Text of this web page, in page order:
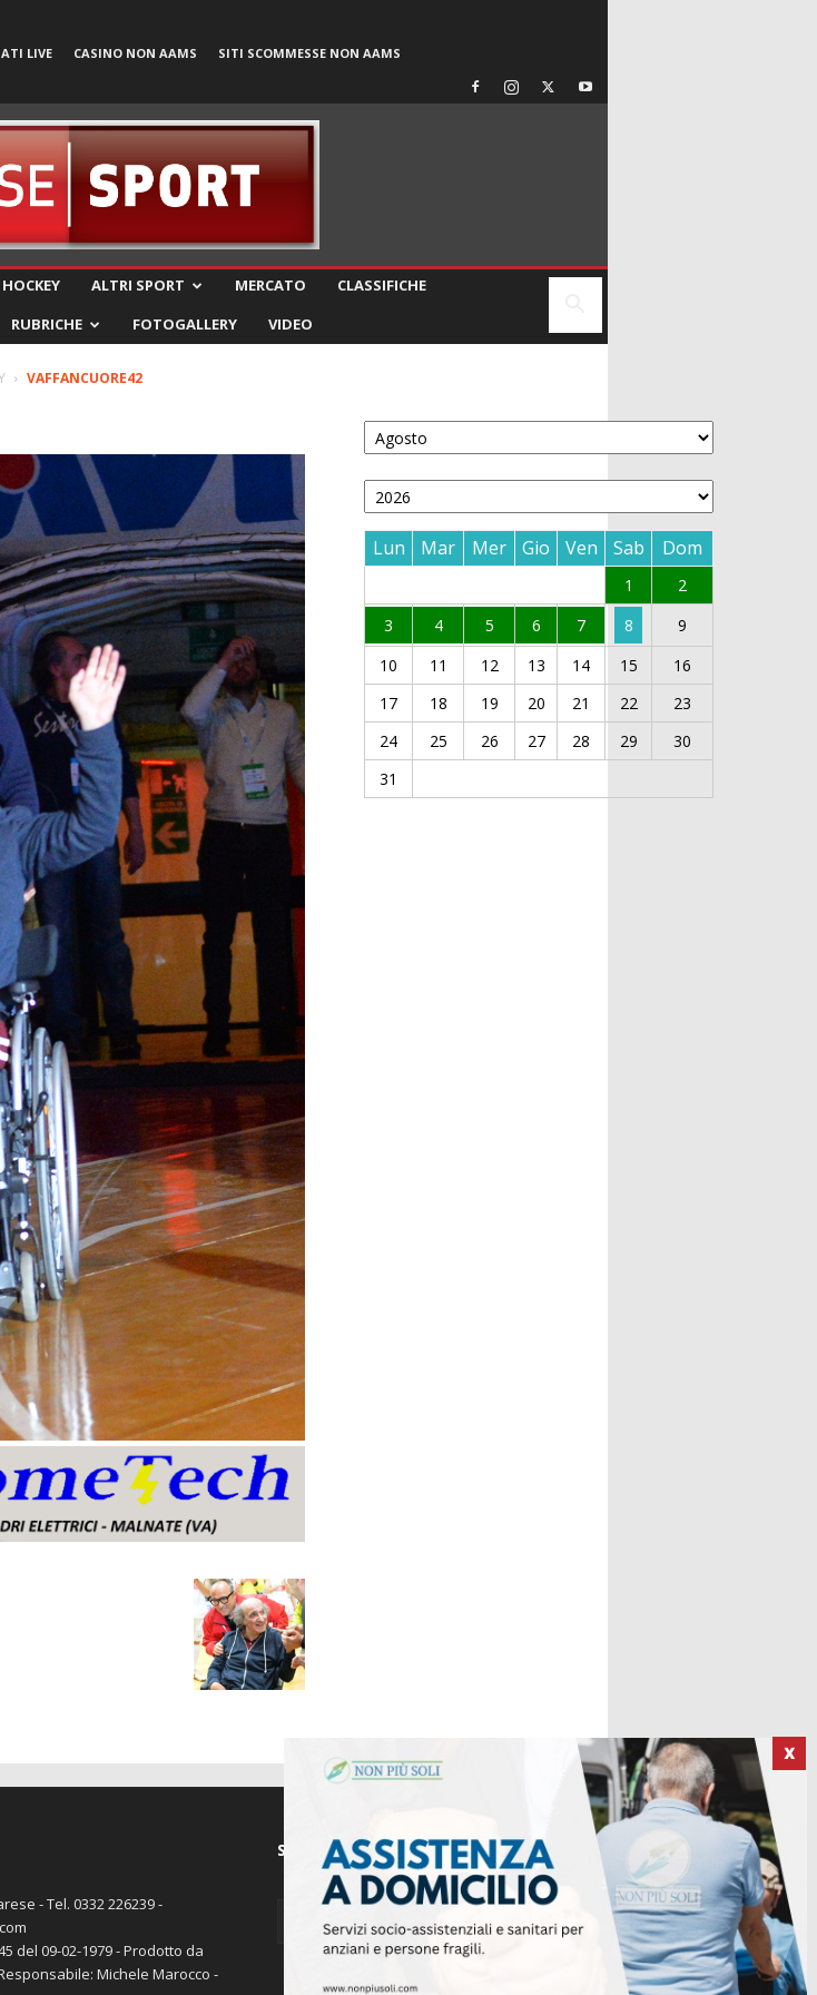
LIVE CASINO NON AAMS SITI SCOMMESSE NON AAMS
HOCKEY ALTRI SPORT MERCATO
CLASSIFICHE
RUBRICHE FOTOGALLERY VIDEO
VAFFANCUORE42
Lun Mar Mer Gio Ven Sab Dom
1
2
3
4 5 6 7 8
9
10
11 12 13 14 15
16
17
18 19 20 21 22
23
24
25 26 27 28 29
30
31
X
- Tel. 0332 226239 -
del 09-02-1979 - Prodotto da
Michele Marocco -
SEGUICI